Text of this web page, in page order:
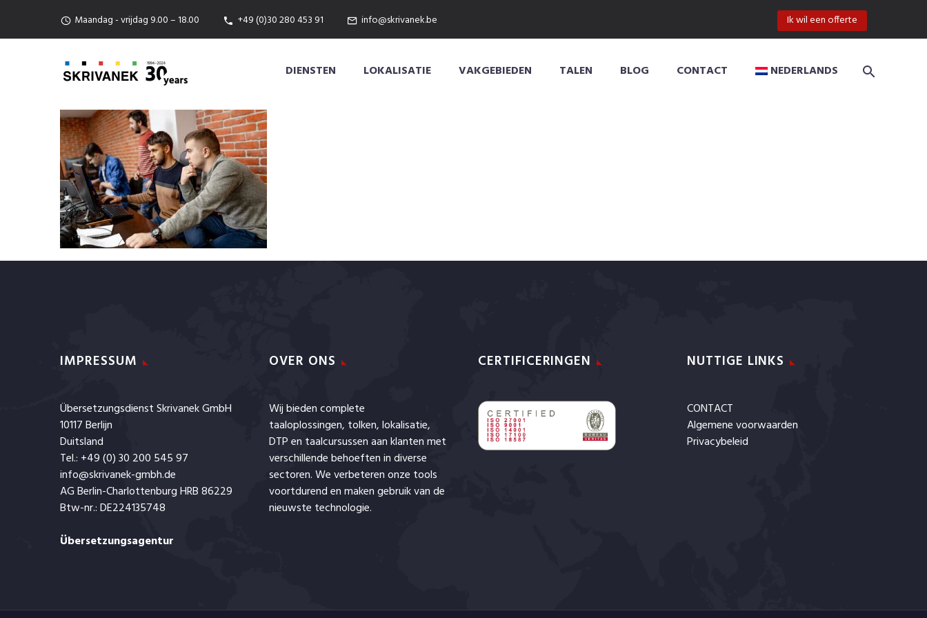
Maandag - vrijdag 9.00 – 18.00 +49 (0)30 280 453 91 info@skrivanek.be Ik wil een offerte
DIENSTEN LOKALISATIE VAKGEBIEDEN TALEN BLOG CONTACT NEDERLANDS
IMPRESSUM
Übersetzungsdienst Skrivanek GmbH
10117 Berlijn
Duitsland
Tel.: +49 (0) 30 200 545 97
info@skrivanek-gmbh.de
AG Berlin-Charlottenburg HRB 86229
Btw-nr.: DE224135748
Übersetzungsagentur
OVER ONS
Wij bieden complete
taaloplossingen, tolken,lokalisatie,
DTP en taalcursussen aan klanten met
verschillende behoeften in diverse
sectoren. We verbeteren onze tools
voortdurend en maken gebruik van de
nieuwste technologie.
CERTIFICERINGEN NUTTIGE LINKS
CONTACT
Algemene voorwaarden
Privacybeleid